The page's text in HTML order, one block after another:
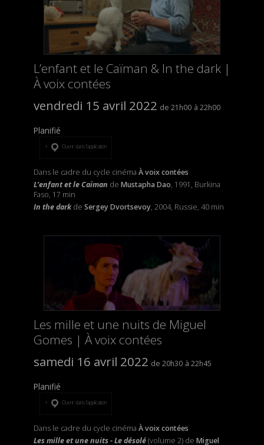
L’enfant et le Caïman & In the dark |
À voix contées
vendredi 15 avril 2022
21h00 22h00
Planifié
Ouvrir dans l’application
Dans le cadre du cycle cinéma À voix contées
L’enfant et le Caïman de Mustapha Dao, 1991, Burkina
Faso, 17 min
In the darkde Sergey Dvortsevoy, 2004, Russie, 40 min
Les mille et une nuits de Miguel
Gomes | À voix contées
samedi 16 avril 2022
20h30 22h45
Planifié
Ouvrir dans l’application
Dans le cadre du cycle cinéma À voix contées
Les mille et une nuits - Le désolé(volume 2) de Miguel